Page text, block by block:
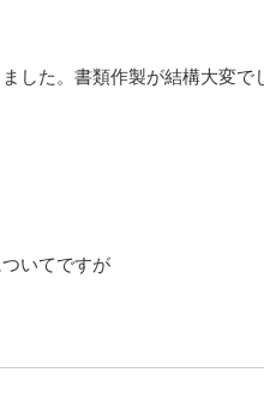
した。書類作製が結構大変
いてですが